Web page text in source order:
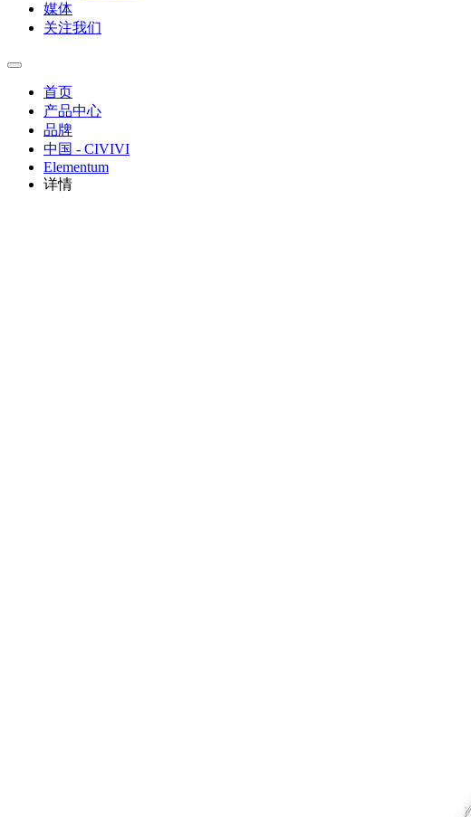
媒体
关注我们
首页
产品中心
品牌
中国 - CIVIVI
Elementum
详情